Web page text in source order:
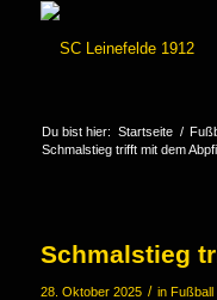
Du bist hier: Startseite /
Schmalstieg trifft mit dem
Schmalstieg
28. Oktober 2025 / in Fußball